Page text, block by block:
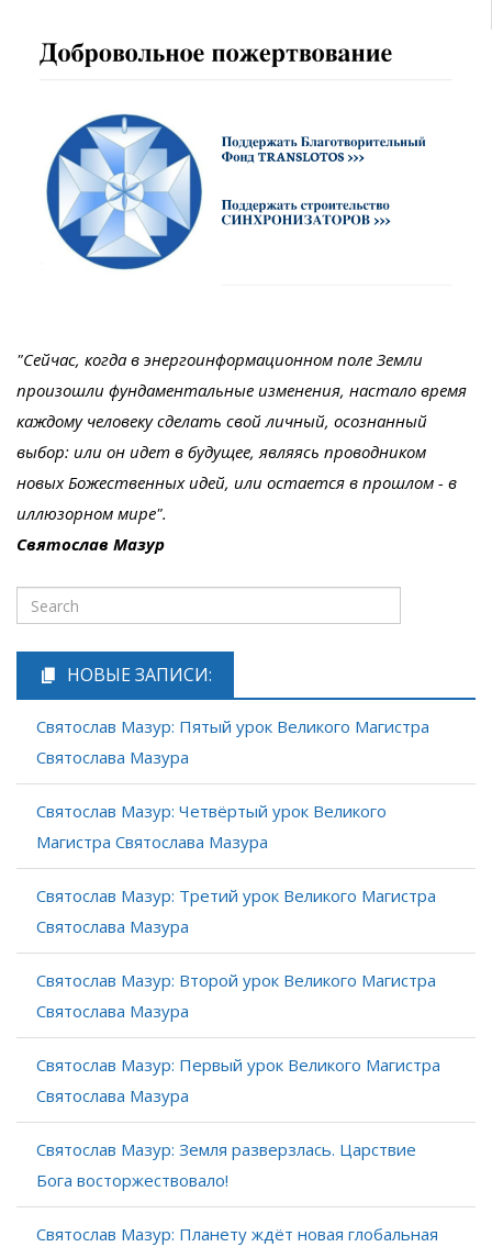
"Сейчас, когда в энергоинформационном поле Земли
произошли фундаментальные изменения, настало время
каждому человеку сделать свой личный, осознанный
выбор: или он идет в будущее, являясь проводником
новых Божественных идей, или остается в прошлом - в
иллюзорном мире".
Святослав Мазур
НОВЫЕ ЗАПИСИ:
Святослав Мазур: Пятый урок Великого Магистра
Святослава Мазура
Святослав Мазур: Четвёртый урок Великого
Магистра Святослава Мазура
Святослав Мазур: Третий урок Великого Магистра
Святослава Мазура
Святослав Мазур: Второй урок Великого Магистра
Святослава Мазура
Святослав Мазур: Первый урок Великого Магистра
Святослава Мазура
Святослав Мазур: Земля разверзлась. Царствие
Бога восторжествовало!
Святослав Мазур: Планету ждёт новая глобальная